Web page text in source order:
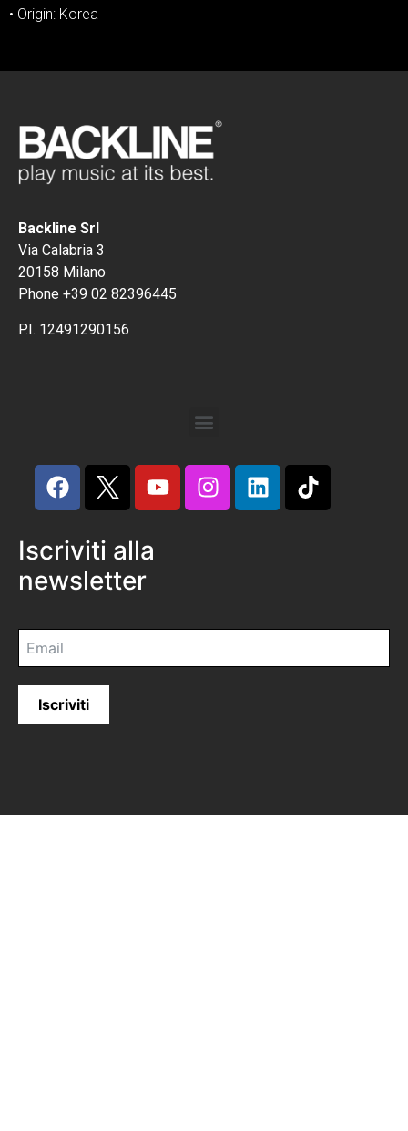
• Origin: Korea
Backline Srl
Via Calabria 3
20158 Milano
Phone +39 02 82396445
P.I. 12491290156
Iscriviti alla
newsletter
Iscriviti